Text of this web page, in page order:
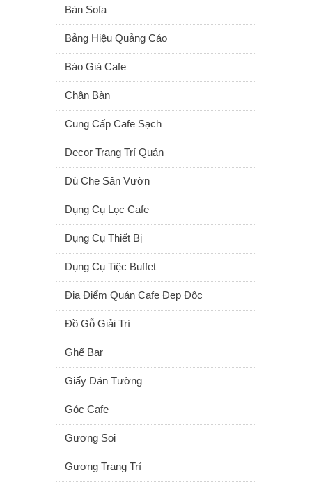
Bàn Sofa
Bảng Hiệu Quảng Cáo
Báo Giá Cafe
Chân Bàn
Cung Cấp Cafe Sạch
Decor Trang Trí Quán
Dù Che Sân Vườn
Dụng Cụ Lọc Cafe
Dụng Cụ Thiết Bị
Dụng Cụ Tiệc Buffet
Địa Điểm Quán Cafe Đẹp Độc
Đồ Gỗ Giải Trí
Ghế Bar
Giấy Dán Tường
Góc Cafe
Gương Soi
Gương Trang Trí